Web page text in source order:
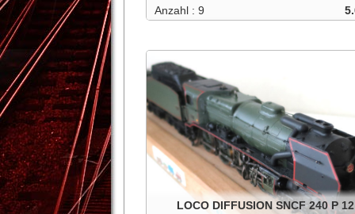
Anzahl : 9
In den Warenkorb
- 1 +
Details
LOCO DIFFUSION SNCF 240 P 12